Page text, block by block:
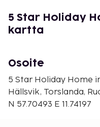
Chalmersin teknillinen
Stena Linen Saksan
Radiomuseo - 14,8 km
Lähin suuri lentokenttä
Landvetter) - 44,2 km /
Palveluihin kuuluu
5 Star Holiday
kartta
Osoite
5 Star Holiday Home
Hällsvik, Torslanda,
N 57.70493 E 11.74197